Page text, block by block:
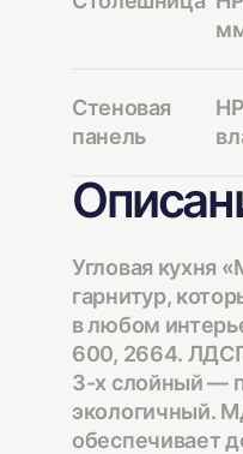
Стеновая
панель
Угловая кухня
гарнитур,
в любом
600, 2664.
3-х слойный —
экологичный.
обеспечивает